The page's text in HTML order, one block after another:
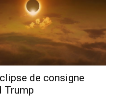
de consigne
Trump